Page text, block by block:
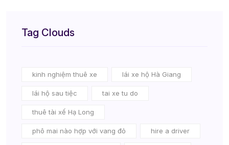
Tag Clouds
kinh nghiệm thuê xe lái xe hộ Hà Giang
lái hộ sau tiệc tai xe tu do
thuê tài xế Hạ Long
phô mai nào hợp với vang đỏ hire a driver